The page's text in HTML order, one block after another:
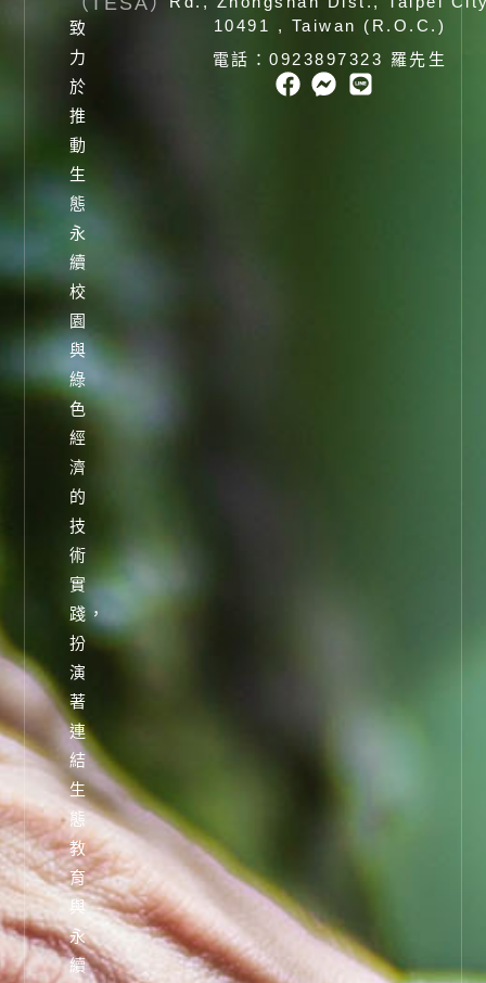
致
力
於
推
動
生
態
永
續
校
園
與
綠
色
經
濟
的
技
術
實
踐，
扮
演
著
連
結
生
態
教
育
與
永
續
10491 , Taiwan (R.O.C.)
電話：0923897323 羅先生